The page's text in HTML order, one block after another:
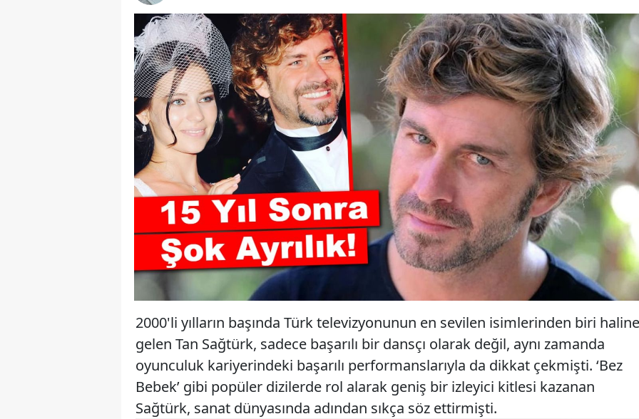
2000'li yılların başında Türk televizyonunun en sevilen isimlerinden biri haline
gelen Tan Sağtürk, sadece başarılı bir dansçı olarak değil, aynı zamanda
oyunculuk kariyerindeki başarılı performanslarıyla da dikkat çekmişti. ‘Bez
Bebek’ gibi popüler dizilerde rol alarak geniş bir izleyici kitlesi kazanan
Sağtürk, sanat dünyasında adından sıkça söz ettirmişti.